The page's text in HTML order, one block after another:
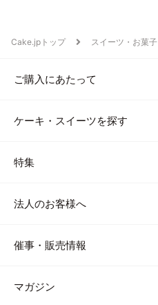
Cake.jpトップ スイーツ・お菓子
ご購入にあたって
ケーキ・スイーツを探す
特集
法人のお客様へ
催事・販売情報
マガジン